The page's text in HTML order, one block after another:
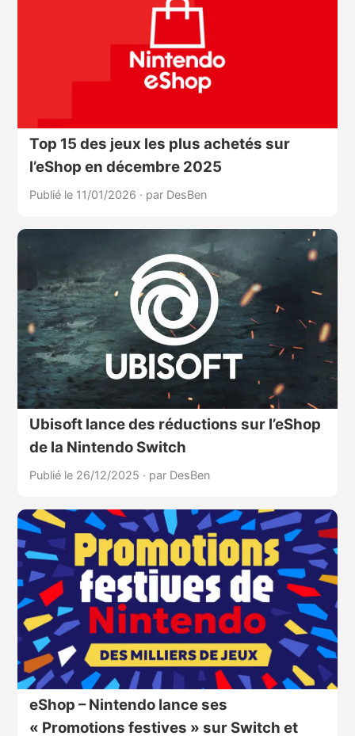
Top 15 des jeux les plus achetés sur
l’eShop en décembre 2025
Publié le 11/01/2026 · par DesBen
Ubisoft lance des réductions sur l’eShop
de la Nintendo Switch
Publié le 26/12/2025 · par DesBen
eShop – Nintendo lance ses
« Promotions festives » sur Switch et